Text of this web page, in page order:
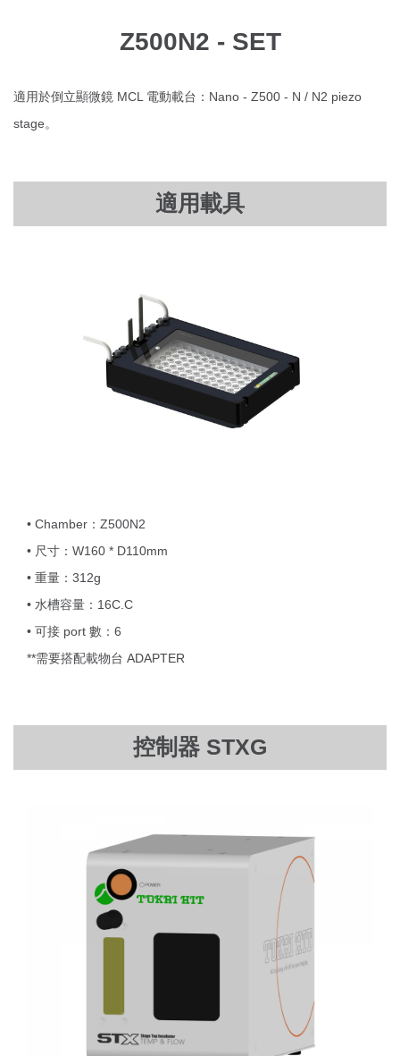
Z500N2 - SET
適用於倒立顯微鏡 MCL 電動載台：Nano - Z500 - N / N2 piezo
stage。
適用載具
• Chamber：Z500N2
• 尺寸：W160 * D110mm
• 重量：312g
• 水槽容量：16C.C
• 可接 port 數：6
**需要搭配載物台 ADAPTER
控制器 STXG